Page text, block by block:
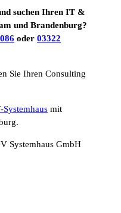
suchen Ihren IT &
und Brandenburg?
oder 03322
Sie Ihren Consulting
Systemhaus mit
Systemhaus GmbH